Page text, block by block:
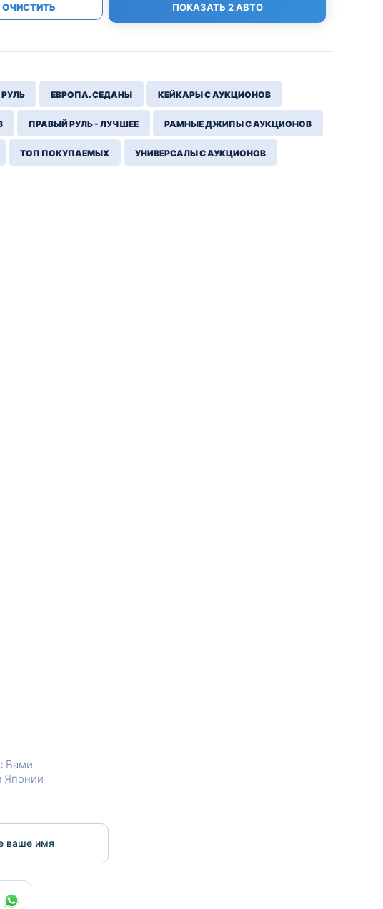
ОЧИСТИТЬ ПОКАЗАТЬ 2 АВТО
ЕВРОПА. СЕДАНЫ КЕЙКАРЫ С АУКЦИОНОВ
ПРАВЫЙ РУЛЬ - ЛУЧШЕЕ РАМНЫЕ ДЖИПЫ С АУКЦИОНОВ
ТОП ПОКУПАЕМЫХ УНИВЕРСАЛЫ С АУКЦИОНОВ
Вами
Японии
вашe имя